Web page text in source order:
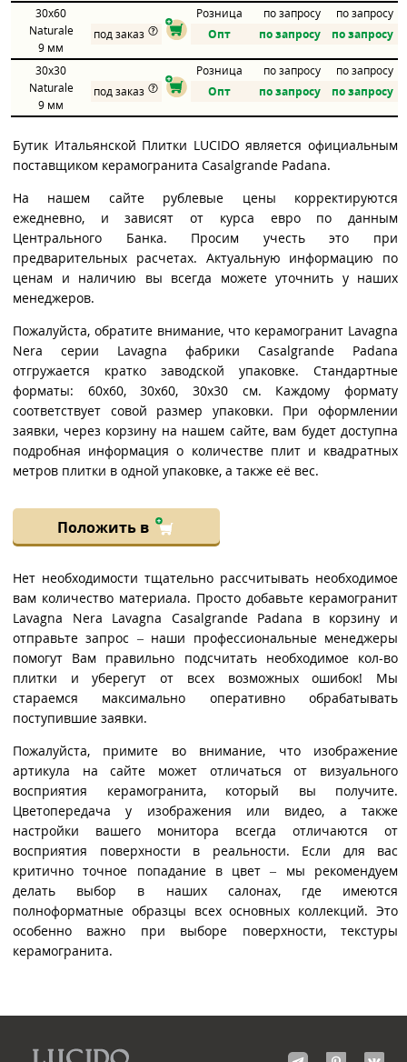
30x60
Naturale
9 мм
Розница по запросу
по запросу
под заказ
Опт по запросу по запросу
30x30
Naturale
9 мм
Розница по запросу
по запросу
под заказ
Опт по запросу по запросу
Бутик Итальянской Плитки LUCIDO является официальным
поставщиком керамогранита Casalgrande Padana.
На нашем сайте рублевые цены корректируются
ежедневно, и зависят от курса евро по данным
Центрального Банка. Просим учесть это при
предварительных расчетах. Актуальную информацию по
ценам и наличию вы всегда можете уточнить у наших
менеджеров.
Пожалуйста, обратите внимание, что керамогранит Lavagna
Nera серии Lavagna фабрики Casalgrande Padana
отгружается кратко заводской упаковке. Стандартные
форматы: 60x60, 30x60, 30x30 см. Каждому формату
соответствует совой размер упаковки. При оформлении
заявки, через корзину на нашем сайте, вам будет доступна
подробная информация о количестве плит и квадратных
метров плитки в одной упаковке, а также её вес.
Положить в
Нет необходимости тщательно рассчитывать необходимое
вам количество материала. Просто добавьте керамогранит
Lavagna Nera Lavagna Casalgrande Padana в корзину и
отправьте запрос – наши профессиональные менеджеры
помогут Вам правильно подсчитать необходимое кол-во
плитки и уберегут от всех возможных ошибок! Мы
стараемся максимально оперативно обрабатывать
поступившие заявки.
Пожалуйста, примите во внимание, что изображение
артикула на сайте может отличаться от визуального
восприятия керамогранита, который вы получите.
Цветопередача у изображения или видео, а также
настройки вашего монитора всегда отличаются от
восприятия поверхности в реальности. Если для вас
критично точное попадание в цвет – мы рекомендуем
делать выбор в наших салонах, где имеются
полноформатные образцы всех основных коллекций. Это
особенно важно при выборе поверхности, текстуры
керамогранита.